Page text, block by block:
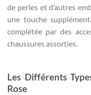
de perles et d’autres
une touche
complétée par des
chaussures assorties.
Les Différents
Rose